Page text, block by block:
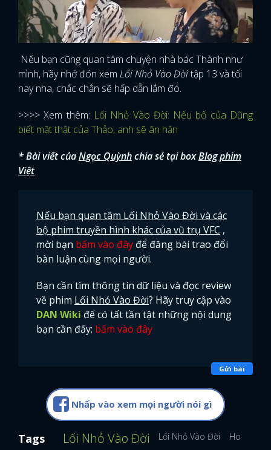
Nếu bạn cũng quan tâm chuyện nhà bác Thành như
mình, hãy nhớ đón xem Lối Nhỏ Vào Đờitập 13 và tối
nay nha, chắc chắn sẽ hấp dẫn lắm đó.
>>>> Xem thêm: Lối Nhỏ Vào Đời: Nếu bố của Dũng
biết mặt thật của Thảo, anh sẽ ân hận
* Bài viết củaNgọc Quỳnhchia sẻ tại boxBlog phim
Việt
Nếu bạn quan tâm Lối Nhỏ Vào Đời và các
bộ phim truyền hình khác của vũ trụ VFC ,
mời bạn bấm vào đây để đăng bài trao đổi
bàn luận cùng mọi người.
Bạn cần tìm thông tin dữ liệu và đọc review
về phim Lối Nhỏ Vào Đời? Hãy truy cập vào
DAN Wiki để có tất tần tật những nội dung
bạn cần đấy: bấm vào đây
Gửi bài
Nhấp vào xem mọi người nói gì
Tags Lối Nhỏ Vào Đời Lối Nhỏ Vào Đời Hoàng